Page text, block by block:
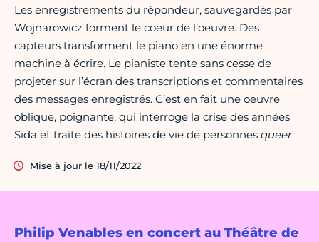
Philip Venables en concert au Théâtre de
Les enregistrements du répondeur, sauvegardés par
Wojnarowicz forment le coeur de l’oeuvre. Des
capteurs transforment le piano en une énorme
machine à écrire. Le pianiste tente sans cesse de
projeter sur l’écran des transcriptions et commentaires
des messages enregistrés. C’est en fait une oeuvre
oblique, poignante, qui interroge la crise des années
Sida et traite des histoires de vie de personnes queer.
Mise à jour le 18/11/2022